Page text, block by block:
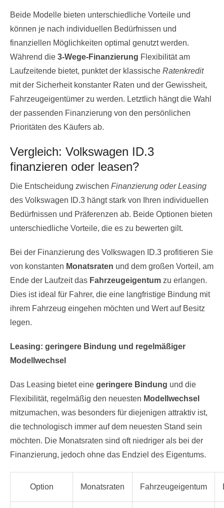
Beide Modelle bieten unterschiedliche Vorteile und
können je nach individuellen Bedürfnissen und
finanziellen Möglichkeiten optimal genutzt werden.
Während die 3-Wege-Finanzierung Flexibilität am
Laufzeitende bietet, punktet der klassische Ratenkredit
mit der Sicherheit konstanter Raten und der Gewissheit,
Fahrzeugeigentümer zu werden. Letztlich hängt die Wahl
der passenden Finanzierung von den persönlichen
Prioritäten des Käufers ab.
Vergleich: Volkswagen ID.3
finanzieren oder leasen?
Die Entscheidung zwischen Finanzierung oder Leasing
des Volkswagen ID.3 hängt stark von Ihren individuellen
Bedürfnissen und Präferenzen ab. Beide Optionen bieten
unterschiedliche Vorteile, die es zu bewerten gilt.
Bei der Finanzierung des Volkswagen ID.3 profitieren Sie
von konstanten Monatsraten und dem großen Vorteil, am
Ende der Laufzeit das Fahrzeugeigentum zu erlangen.
Dies ist ideal für Fahrer, die eine langfristige Bindung mit
ihrem Fahrzeug eingehen möchten und Wert auf Besitz
legen.
Leasing: geringere Bindung und regelmäßiger
Modellwechsel
Das Leasing bietet eine geringere Bindung und die
Flexibilität, regelmäßig den neuesten Modellwechsel
mitzumachen, was besonders für diejenigen attraktiv ist,
die technologisch immer auf dem neuesten Stand sein
möchten. Die Monatsraten sind oft niedriger als bei der
Finanzierung, jedoch ohne das Endziel des Eigentums.
Option Monatsraten Fahrzeugeigentum